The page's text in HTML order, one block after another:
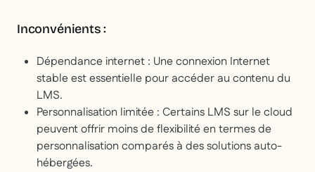
Inconvénients :
Dépendance internet : Une connexion Internet
stable est essentielle pour accéder au contenu du
LMS.
Personnalisation limitée : Certains LMS sur le cloud
peuvent offrir moins de flexibilité en termes de
personnalisation comparés à des solutions auto-
hébergées.